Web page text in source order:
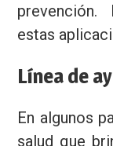
estas
Línea de
En algunos
salud que